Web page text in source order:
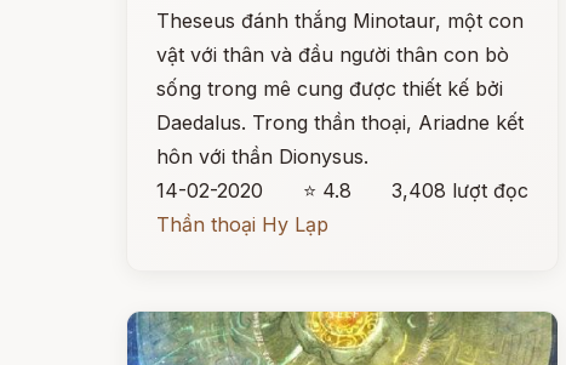
Theseus đánh thắng Minotaur, một con
vật với thân và đầu người thân con bò
sống trong mê cung được thiết kế bởi
Daedalus. Trong thần thoại, Ariadne kết
hôn với thần Dionysus.
14-02-2020
⭐ 4.8
3,408 lượt đọc
Thần thoại Hy Lạp